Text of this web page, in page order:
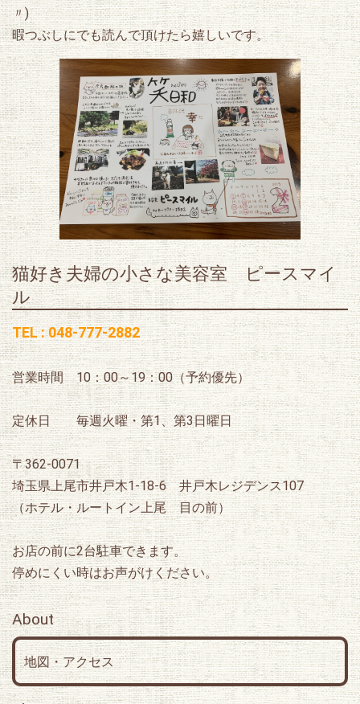
〃)ゞ
暇つぶしにでも読んで頂けたら嬉しいです。
猫好き夫婦の小さな美容室 ピースマイ
ル
TEL : 048-777-2882
営業時間 10：00～19：00（予約優先）
定休日 毎週火曜・第1、第3日曜日
〒362-0071
埼玉県上尾市井戸木1-18-6 井戸木レジデンス107
（ホテル・ルートイン上尾 目の前）
お店の前に2台駐車できます。
停めにくい時はお声がけください。
About
地図・アクセス